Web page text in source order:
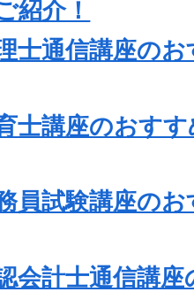
紹介！
士通信講座の
士講座のおす
員試験講座の
会計士通信講